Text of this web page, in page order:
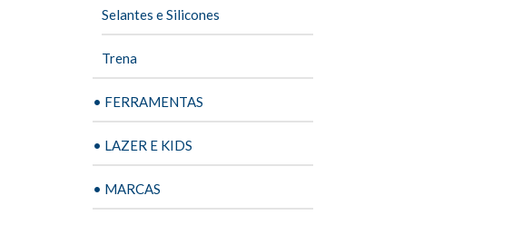
Selantes e Silicones
Trena
• FERRAMENTAS
• LAZER E KIDS
• MARCAS